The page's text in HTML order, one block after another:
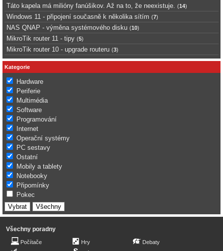
Táto kapela má milióny fanúšikov. Až na to, že neexistuje. (14)
Windows 11 - připojení současně k několika sítím (7)
NAS QNAP - výměna systémového disku (10)
MikroTik router 11 - tipy (5)
MikroTik router 10 - upgrade routeru (3)
Kategorie
Hardware
Periferie
Multimédia
Software
Programování
Internet
Operační systémy
PC sestavy
Ostatní
Mobily a tablety
Notebooky
Připomínky
Pokec
Všechny poradny
Počítače
Hry
Debaty